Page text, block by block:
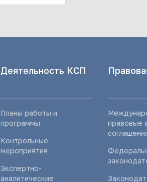
Деятельность КСП
Планы работы и
программы
Контрольные
мероприятия
Экспертно-
аналитические
правовые